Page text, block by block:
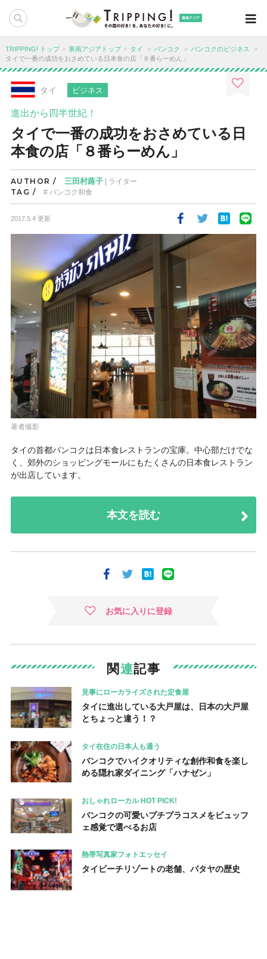
東南アジア
TRIPPING! トップ 東南アジアトップ タイ バンコク
バンコクのビジネス
タイで一番の成功をおさめている日本食の店「８番らーめん」
タイ ビジネス
進出から四半世紀！
タイで一番の成功をおさめている日
本食の店「８番らーめん」
AUTHOR / 三田村蕗子| ライター
TAG / バンコク和食
2017.5.4 更新
著者撮影
タイの首都バンコクは日本食レストランの宝庫。中心部だけでな
く、郊外のショッピングモールにもたくさんの日本食レストラン
が出店しています。
本文を読む
お気に入りに登録
関連記事
見事にローカライズされた定食屋
タイに進出している大戸屋は、日本の大戸屋
とちょっと違う！？
タイ在住の日本人も通う
バンコクでハイクオリティな創作和食を楽し
める隠れ家ダイニング「ハナゼン」
おしゃれローカル HOT PICK!
バンコクの可愛いプチプラコスメをビュッフ
ェ感覚で選べるお店
熱帯写真家フォトエッセイ
タイビーチリゾートの老舗、パタヤの歴史